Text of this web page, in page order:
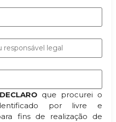
DECLARO que procurei o
por livre e
fins de realização de